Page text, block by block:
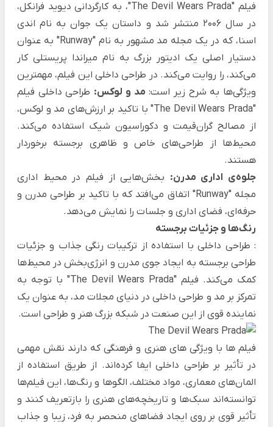
فیلم "The Devil Wears Prada"، به کارگردانی دیوید فرانکل،
در سال 2006 منتشر شد و داستان یک جوان به نام اندی
اسنا، که در یک مجله مد مشهور به نام "Runway" به عنوان
دستیار اصلی یک ادیتور بزرگ به نام میراندا پریستلی کار
می‌کند، را روایت می‌کند. در طراحی داخلی این فیلم، مهمترین
ویژگی‌ها به شرح زیر است: مد و لوکس: طراحی داخلی فیلم
"The Devil Wears Prada" با تاکید بر ارزش‌های مد و لوکس،
از مصالح گران‌قیمت و دکوراسیون شیک استفاده می‌کند.
محیط‌ها از طراحی‌های خاص و ظاهری برجسته برخوردار
هستند.
جلوه‌ی اداری مدرن: بخش‌هایی از فیلم در محیط اداری
مجله "Runway" اتفاق می‌افتد که با تاکید بر طراحی مدرن و
حرفه‌ای، فضای اداری و جلسات را نمایش می‌دهد.
رنگ‌ها و جزئیات برجسته
: طراحی داخلی با استفاده از ترکیبات رنگی جذاب و جزئیات
طراحی برجسته به ایجاد جوی مدرن و انرژی‌بخش در محیط‌ها
کمک می‌کند. فیلم "The Devil Wears Prada" با توجه به
تمرکز بر مد و طراحی داخلی در دنیای مجلات مد، به عنوان یک
نماینده قوی از این صنعت در شبکه بزرگ هنر و طراحی است.
فیلم ها با ویژگی های هنری و فرهنگی که دارند نقش مهمی
در تأثیر بر طراحی داخلی ایفا کرده‌اند. از طریق استفاده از
المان‌های معماری، مواد مختلف، الگوها و رنگ‌ها، این فیلم‌ها
توانسته‌اند سبک‌ها و تاریخچه‌های هنری را بازتعریف کنند و
تأثیر قوی‌ بر روی ایجاد فضاهای منحصر به فرد، زیبا و جذاب